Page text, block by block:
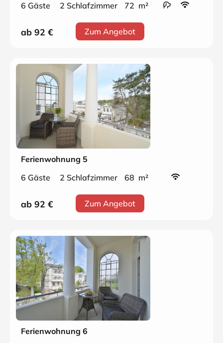
6 Gäste
2 Schlafzimmer 72 m²
ab 92 € Zum Angebot
Ferienwohnung 5
6 Gäste
2 Schlafzimmer 68 m²
ab 92 € Zum Angebot
Ferienwohnung 6